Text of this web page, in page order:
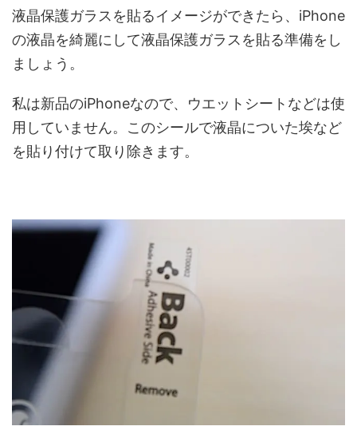
液晶保護ガラスを貼るイメージができたら、iPhone
の液晶を綺麗にして液晶保護ガラスを貼る準備をし
ましょう。
私は新品のiPhoneなので、ウエットシートなどは使
用していません。このシールで液晶についた埃など
を貼り付けて取り除きます。